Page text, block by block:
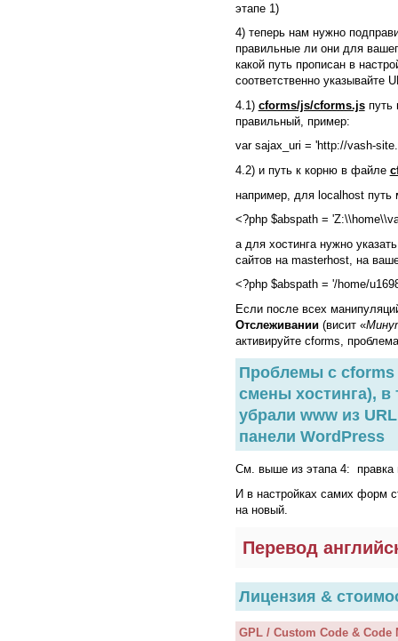
этапе 1)
4) теперь нам нужно
правильные ли они для
какой путь прописан в
соответственно указывайте
4.1) cforms/js/cforms.jsпуть
правильный, пример:
var sajax_uri = 'http://vash-
4.2) и путь к корню в файле
например, для localhost путь
<?php $abspath =
а для хостинга нужно
сайтов на masterhost, на
<?php $abspath = '/home/
Если после всех
Отслеживании(висит «
активируйте cforms,
Проблемы с
смены хостинга), в
убрали www из
панели WordPress
См. выше из этапа 4:
И в настройках самих форм
на новый.
Перевод
Лицензия &
GPL / Custom Code &